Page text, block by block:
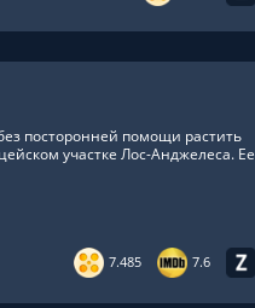
7.485 7.6
посторонней помощи растить
участке Лос-Анджелеса. Ее